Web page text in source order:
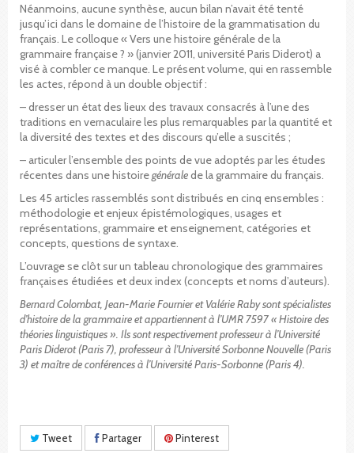
Néanmoins, aucune synthèse, aucun bilan n’avait été tenté
jusqu’ici dans le domaine de l’histoire de la grammatisation du
français. Le colloque « Vers une histoire générale de la
grammaire française ? » (janvier 2011, université Paris Diderot) a
visé à combler ce manque. Le présent volume, qui en rassemble
les actes, répond à un double objectif :
– dresser un état des lieux des travaux consacrés à l’une des
traditions en vernaculaire les plus remarquables par la quantité et
la diversité des textes et des discours qu’elle a suscités ;
– articuler l’ensemble des points de vue adoptés par les études
récentes dans une histoiregénéralede la grammaire du français.
Les 45 articles rassemblés sont distribués en cinq ensembles :
méthodologie et enjeux épistémologiques, usages et
représentations, grammaire et enseignement, catégories et
concepts, questions de syntaxe.
L’ouvrage se clôt sur un tableau chronologique des grammaires
françaises étudiées et deux index (concepts et noms d’auteurs).
Bernard Colombat, Jean-Marie Fournier et Valérie Raby sont spécialistes
d’histoire de la grammaire et appartiennent à l’UMR 7597 « Histoire des
théories linguistiques ». Ils sont respectivement professeur à l’Université
Paris Diderot (Paris 7), professeur à l’Université Sorbonne Nouvelle (Paris
3) et maître de conférences à l’Université Paris-Sorbonne (Paris 4).
Tweet Partager Pinterest